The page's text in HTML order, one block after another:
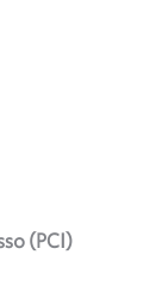
(PCI)